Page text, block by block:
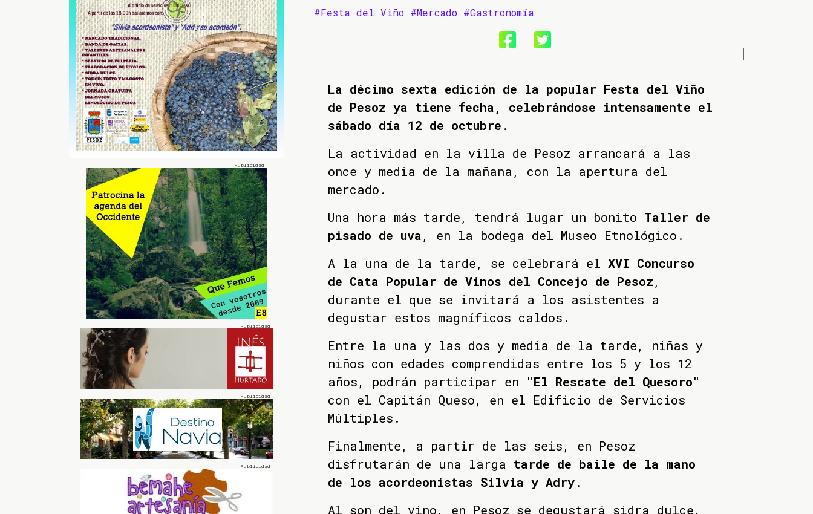
#Festa del Viño #Mercado #Gastronomía
La décimo sexta edición de la popular Festa del Viño
de Pesoz ya tiene fecha, celebrándose intensamente el
sábado día 12 de octubre .
La actividad en la villa de Pesoz arrancará a las
once y media de la mañana, con la apertura del
mercado.
Una hora más tarde, tendrá lugar un bonito Taller de
pisado de uva , en la bodega del Museo Etnológico.
A la una de la tarde, se celebrará el XVI Concurso
de Cata Popular de Vinos del Concejo de Pesoz,
durante el que se invitará a los asistentes a
degustar estos magníficos caldos.
Entre la una y las dos y media de la tarde, niñas y
niños con edades comprendidas entre los 5 y los 12
años, podrán participar en
"El Rescate del Quesoro"
con el Capitán Queso, en el Edificio de Servicios
Múltiples.
Finalmente, a partir de las seis, en Pesoz
disfrutarán de una larga tarde de baile de la mano
de los acordeonistas Silvia y Adry.
Al son del vino, en Pesoz se degustará sidra dulce,